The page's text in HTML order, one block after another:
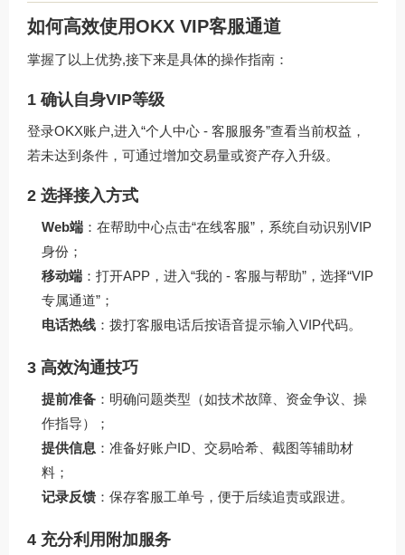
如何高效使用OKX VIP客服通道
掌握了以上优势,接下来是具体的操作指南：
1 确认自身VIP等级
登录OKX账户,进入“个人中心 - 客服服务”查看当前权益，
若未达到条件，可通过增加交易量或资产存入升级。
2 选择接入方式
Web端 ：在帮助中心点击“在线客服”，系统自动识别VIP
身份；
移动端 ：打开APP，进入“我的 - 客服与帮助”，选择“VIP
专属通道”；
电话热线 ：拨打客服电话后按语音提示输入VIP代码。
3 高效沟通技巧
提前准备 ：明确问题类型（如技术故障、资金争议、操
作指导）；
提供信息 ：准备好账户ID、交易哈希、截图等辅助材
料；
记录反馈 ：保存客服工单号，便于后续追责或跟进。
4 充分利用附加服务